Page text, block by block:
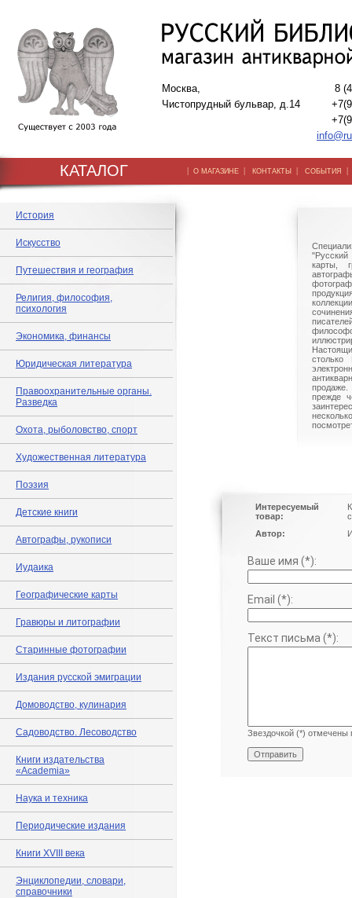
Москва,
Чистопрудный бульвар, д.14
8
КАТАЛОГ | О МАГАЗИНЕ | КОНТАКТЫ | СОБЫТИЯ
История
Искусство
Путешествия и география
Религия, философия,
психология
Экономика, финансы
Юридическая литература
Правоохранительные органы.
Разведка
Охота, рыболовство, спорт
Художественная литература
Поэзия
Детские книги
Автографы, рукописи
Иудаика
Географические карты
Гравюры и литографии
Старинные фотографии
Издания русской эмиграции
Домоводство, кулинария
Садоводство. Лесоводство
Книги издательства
«Academia»
Наука и техника
Периодические издания
Книги XVIII века
Энциклопедии, словари,
справочники
"Русский
карты,
столько
прежде
Интересуемый
товар:
Автор:
Ваше имя (*):
Email (*):
Текст письма (*):
Звездочкой (*) отмечены